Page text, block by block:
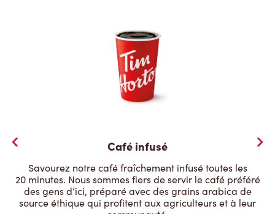
Café infusé
Savourez notre café fraîchement infusé toutes les
20 minutes. Nous sommes fiers de servir le café préféré
des gens d’ici, préparé avec des grains arabica de
source éthique qui profitent aux agriculteurs et à leur